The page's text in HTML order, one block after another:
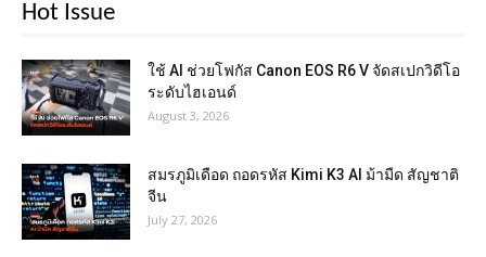
Hot Issue
ใช้ AI ช่วยโฟกัส Canon EOS R6 V จัดสเปกวิดีโอ
ระดับไฮเอนด์
August 3, 2026
สมรภูมิเดือด ถอดรหัส Kimi K3 AI ม้ามืด สัญชาติ
จีน
July 27, 2026